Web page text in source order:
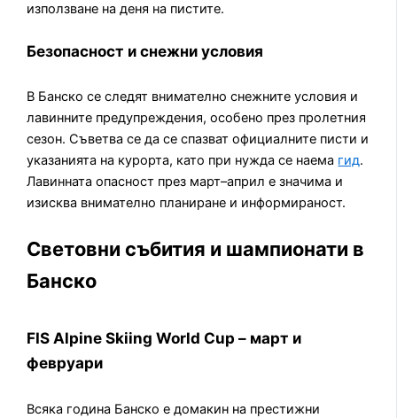
използване на деня на пистите.
Безопасност и снежни условия
В Банско се следят внимателно снежните условия и
лавинните предупреждения, особено през пролетния
сезон. Съветва се да се спазват официалните писти и
указанията на курорта, като при нужда се наема гид.
Лавинната опасност през март–април е значима и
изисква внимателно планиране и информираност.
Световни събития и шампионати в
Банско
FIS Alpine Skiing World Cup – март и
февруари
Всяка година Банско е домакин на престижни